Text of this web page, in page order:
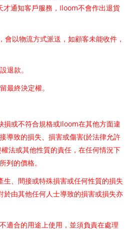
才通知客戶服務， Iloom不會作出退貨
會以物流方式派送，如顧客未能收件，
退款。
最終決定權。
損或不符合規格或Iloom在其他方面違
導致的損失、損害或傷害(於法律允許
法或其他性質的責任，在任何情況下
列的價格。
生、間接或特殊損害或任何性質的損失
於由其他任何人士導致的損害或損失亦
適合的用途上使用，並須負責在處理